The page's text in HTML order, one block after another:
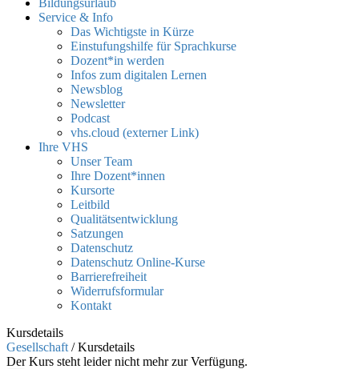
Bildungsurlaub
Service & Info
Das Wichtigste in Kürze
Einstufungshilfe für Sprachkurse
Dozent*in werden
Infos zum digitalen Lernen
Newsblog
Newsletter
Podcast
vhs.cloud (externer Link)
Ihre VHS
Unser Team
Ihre Dozent*innen
Kursorte
Leitbild
Qualitätsentwicklung
Satzungen
Datenschutz
Datenschutz Online-Kurse
Barrierefreiheit
Widerrufsformular
Kontakt
Kursdetails
Gesellschaft /Kursdetails
Der Kurs steht leider nicht mehr zur Verfügung.